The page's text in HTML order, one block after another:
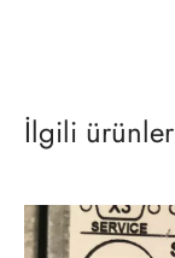
İlgili ürünler